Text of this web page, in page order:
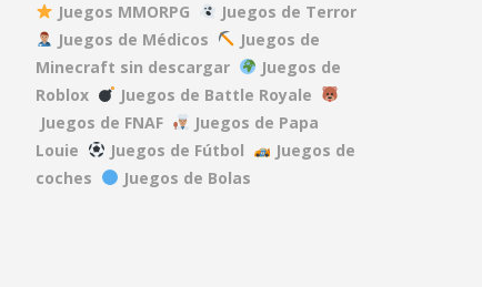
DEAD RAILS
27.5K
REPO
40.1K
Juegos MMORPG
Juegos de Terror
Juegos de Médicos
Juegos de
Minecraft sin descargar
Juegos de
Roblox
Juegos de Battle Royale
Juegos de FNAF
Juegos de Papa
Louie
Juegos de Fútbol
Juegos de
coches
Juegos de Bolas